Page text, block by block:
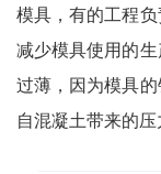
模具，有的工程
减少模具使用的
过薄，因为模具
自混凝土带来的